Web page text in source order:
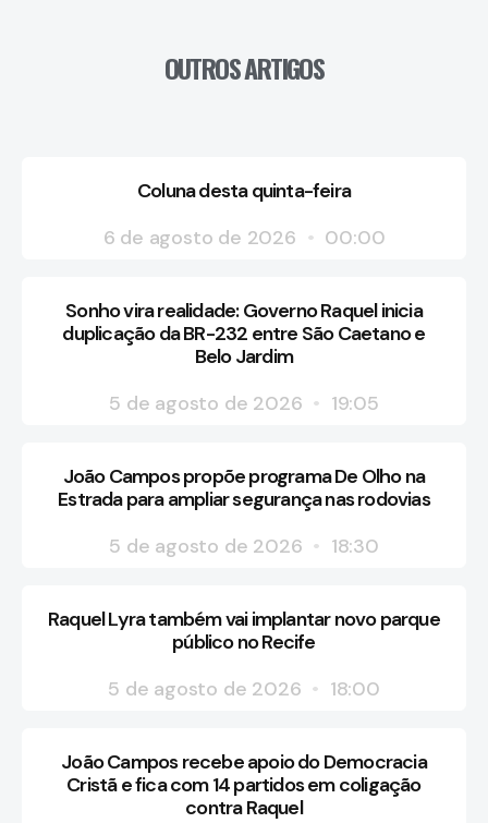
OUTROS ARTIGOS
Coluna desta quinta-feira
6 de agosto de 2026
00:00
Sonho vira realidade: Governo Raquel inicia
duplicação da BR-232 entre São Caetano e
Belo Jardim
5 de agosto de 2026
19:05
João Campos propõe programa De Olho na
Estrada para ampliar segurança nas rodovias
5 de agosto de 2026
18:30
Raquel Lyra também vai implantar novo parque
público no Recife
5 de agosto de 2026
18:00
João Campos recebe apoio do Democracia
Cristã e fica com 14 partidos em coligação
contra Raquel